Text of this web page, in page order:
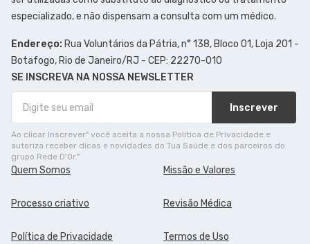
especializado, e não dispensam a consulta com um médico.
Endereço: Rua Voluntários da Pátria, n° 138, Bloco 01, Loja 201 -
Botafogo, Rio de Janeiro/RJ - CEP: 22270-010
SE INSCREVA NA NOSSA NEWSLETTER
Inscrever
Ao clicar Inscrever" você aceita a nossa Política de Privacidade e
autoriza receber dicas e novidades do Tua Saúde e dos parceiros do
grupo Rede D'Or."
Quem Somos Missão e Valores
Processo criativo Revisão Médica
Política de Privacidade Termos de Uso